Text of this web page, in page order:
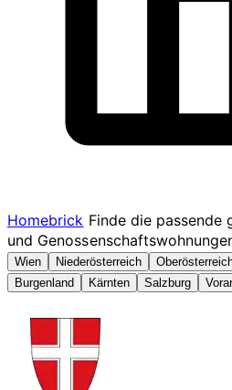
Homebrick Finde die passende
und
Wien Niederösterreich
Burgenland
Kärnten Salzburg